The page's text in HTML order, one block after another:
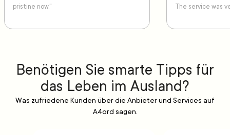
pristine now."
The service was
Benötigen Sie smarte Tipps für
das Leben im Ausland?
Was zufriedene Kunden über die Anbieter und Services auf
A4ord sagen.